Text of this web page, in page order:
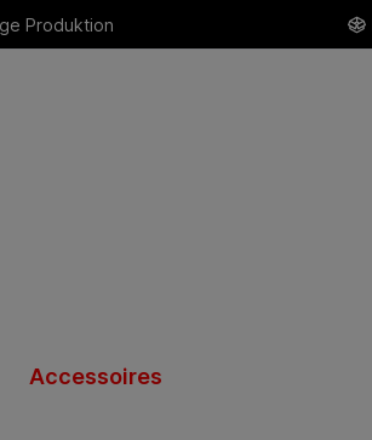
Produktion
Accessoires